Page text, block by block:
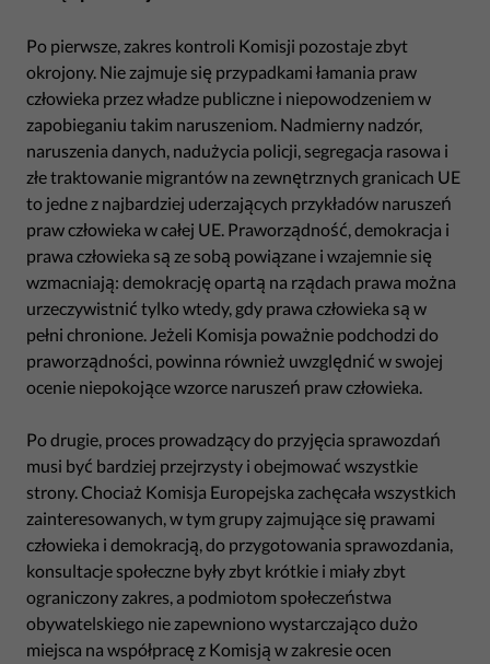
Po pierwsze, zakres kontroli Komisji pozostaje zbyt
okrojony. Nie zajmuje się przypadkami łamania praw
człowieka przez władze publiczne i niepowodzeniem w
zapobieganiu takim naruszeniom. Nadmierny nadzór,
naruszenia danych, nadużycia policji, segregacja rasowa i
złe traktowanie migrantów na zewnętrznych granicach UE
to jedne z najbardziej uderzających przykładów naruszeń
praw człowieka w całej UE. Praworządność, demokracja i
prawa człowieka są ze sobą powiązane i wzajemnie się
wzmacniają: demokrację opartą na rządach prawa można
urzeczywistnić tylko wtedy, gdy prawa człowieka są w
pełni chronione. Jeżeli Komisja poważnie podchodzi do
praworządności, powinna również uwzględnić w swojej
ocenie niepokojące wzorce naruszeń praw człowieka.
Po drugie, proces prowadzący do przyjęcia sprawozdań
musi być bardziej przejrzysty i obejmować wszystkie
strony. Chociaż Komisja Europejska zachęcała wszystkich
zainteresowanych, w tym grupy zajmujące się prawami
człowieka i demokracją, do przygotowania sprawozdania,
konsultacje społeczne były zbyt krótkie i miały zbyt
ograniczony zakres, a podmiotom społeczeństwa
obywatelskiego nie zapewniono wystarczająco dużo
miejsca na współpracę z Komisją w zakresie ocen